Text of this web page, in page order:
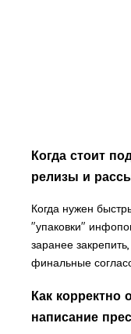
Когда стоит
релизы и
Когда нужен
"упаковки"
заранее
финальные
Как корректно
написание